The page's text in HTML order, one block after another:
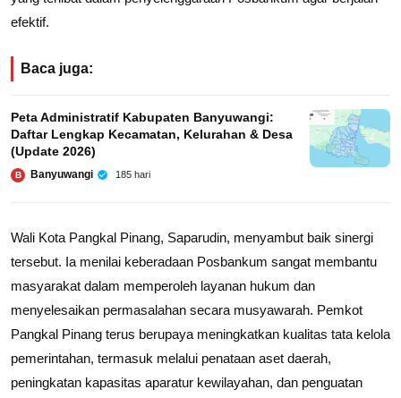
efektif.
Baca juga:
Peta Administratif Kabupaten Banyuwangi:
Daftar Lengkap Kecamatan, Kelurahan & Desa
(Update 2026)
B Banyuwangi 185 hari
Wali Kota Pangkal Pinang, Saparudin, menyambut baik sinergi
tersebut. Ia menilai keberadaan Posbankum sangat membantu
masyarakat dalam memperoleh layanan hukum dan
menyelesaikan permasalahan secara musyawarah. Pemkot
Pangkal Pinang terus berupaya meningkatkan kualitas tata kelola
pemerintahan, termasuk melalui penataan aset daerah,
peningkatan kapasitas aparatur kewilayahan, dan penguatan